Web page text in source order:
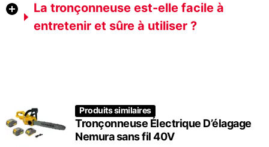
La tronçonneuse est-elle facile à
entretenir et sûre à utiliser ?
Produits similaires
Tronçonneuse Électrique D’élagage
Nemura sans fil 40V